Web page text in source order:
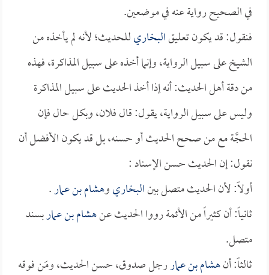
في الصحيح رواية عنه في موضعين.
فنقول: قد يكون تعليقالبخاريللحديث؛ لأنه لم يأخذه من
الشيخ على سبيل الرواية، وإنما أخذه على سبيل المذاكرة، فهذه
من دقة أهل الحديث: أنه إذا أخذ الحديث على سبيل المذاكرة
وليس على سبيل الرواية، يقول: قال فلان، وبكل حال فإن
الحجَّة مع من صحح الحديث أو حسنه، بل قد يكون الأفضل أن
نقول: إن الحديث حسن الإسناد :
أولاً: لأن الحديث متصل بينالبخاريوهشام بن عمار.
ثانياً: أن كثيراً من الأئمة رووا الحديث عنهشام بن عماربسند
متصل.
ثالثاً: أنهشام بن عماررجل صدوق، حسن الحديث، ومَن فوقه